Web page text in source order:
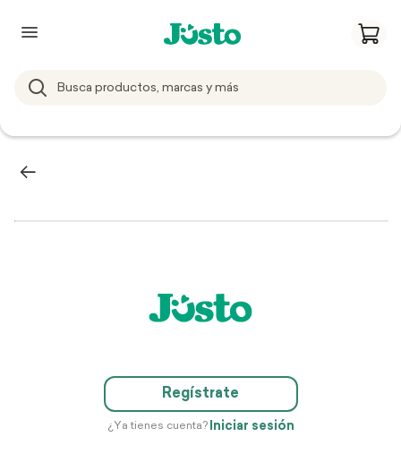
Regístrate
¿Ya tienes cuenta? Iniciar sesión